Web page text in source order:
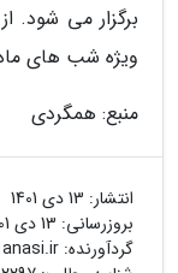
برگزار می شود.
ویژه شب های
منبع: همگردی
انتشار: 13 دی 1401
بروزرسانی: 13 دی 1401
گردآورنده: anasi.ir